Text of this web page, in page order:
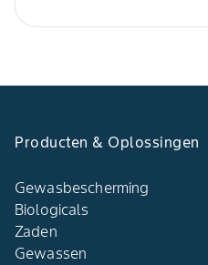
Producten & Oplossingen
Gewasbescherming
Biologicals
Zaden
Gewassen